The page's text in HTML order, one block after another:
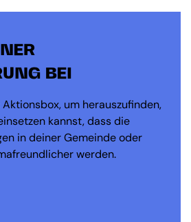
BEI
um herauszufinden,
kannst, dass die
in deiner Gemeinde oder
werden.